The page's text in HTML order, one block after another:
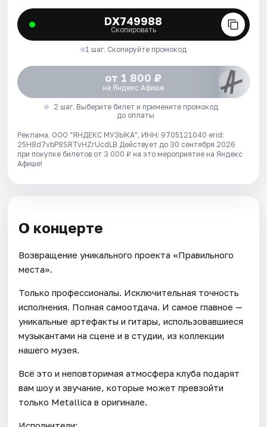
DX749988
Скопировать
1 шаг. Скопируйте промокод
от 1 800 ₽
на Яндекс Афише
2 шаг. Выберите билет и примените промокод
до оплаты
Реклама. ООО "ЯНДЕКС МУЗЫКА", ИНН: 9705121040 erid:
25H8d7vbP8SRTvHZrUcdLB Действует до 30 сентября 2026
при покупке билетов от 3 000 ₽ на это мероприятие на Яндекс
Афише!
О концерте
Возвращение уникального проекта «Правильного
места».
Только профессионалы. Исключительная точность
исполнения. Полная самоотдача. И самое главное —
уникальные артефакты и гитары, использовавшиеся
музыкантами на сцене и в студии, из коллекции
нашего музея.
Всё это и неповторимая атмосфера клуба подарят
вам шоу и звучание, которые может превзойти
только Metallica в оригинале.